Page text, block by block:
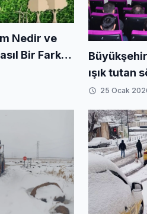
Nedir ve
Bir Fark
ışık tutan
25 Ocak